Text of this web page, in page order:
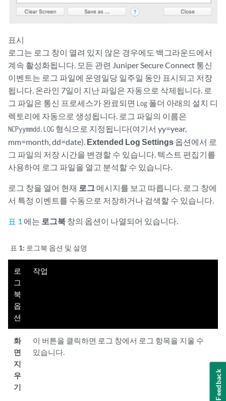
표시
로그는 로그 창이 열려 있지 않은 경우에도 백그라운드에서
계속 활성화됩니다. 모든 관련 Juniper Secure Connect 통신
이벤트는 로그 파일에 운영일당 일주일 동안 표시되고 저장
됩니다. 온라인 7일이 지난 파일은 자동으로 삭제됩니다. 로
그 파일은 통신 프로세스가 완료되면 Log 폴더 아래의 설치 디
렉토리에 자동으로 생성됩니다. 로그 파일의 이름은
NCPyymmdd.LOG 형식으로 지정됩니다(여기서 yy=year,
mm=month, dd=date). Extended Log Settings 옵션에서 로
그 파일의 저장 시간을 변경할 수 있습니다. 텍스트 편집기를
사용하여 로그 파일을 열고 분석할 수 있습니다.
로그 창을 열어 현재 로그 메시지를 보고 따릅니다. 로그 창에
서 특정 이벤트를 수동으로 저장하거나 검색할 수 있습니다.
표 1 에는 로그북 창의 옵션이 나열되어 있습니다.
표 1: 로그북 옵션 및 설명
로
그
북
옵
션
작업
화
면
지
우
기
이 버튼을 클릭하면 로그 창에서 로그 항목을 지울 수
있습니다.
Feedback